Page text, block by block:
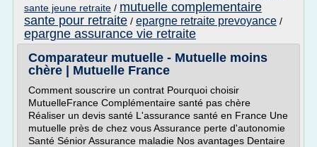
sante jeune retraite / mutuelle complementaire
sante pour retraite / epargne retraite prevoyance /
epargne assurance vie retraite
Comparateur mutuelle - Mutuelle moins
chère | Mutuelle France
Comment souscrire un contrat Pourquoi choisir
MutuelleFrance Complémentaire santé pas chère
Réaliser un devis santé L'assurance santé en France Une
mutuelle près de chez vous Assurance perte d'autonomie
Santé Sénior Assurance maladie Nos avantages Dentaire